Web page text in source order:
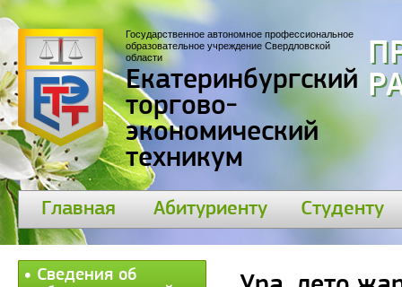
Государственное автономное профессиональное
образовательное учреждение Свердловской
области
Екатеринбургский
торгово-
экономический
техникум
Главная Абитуриенту Студенту
Сведения об